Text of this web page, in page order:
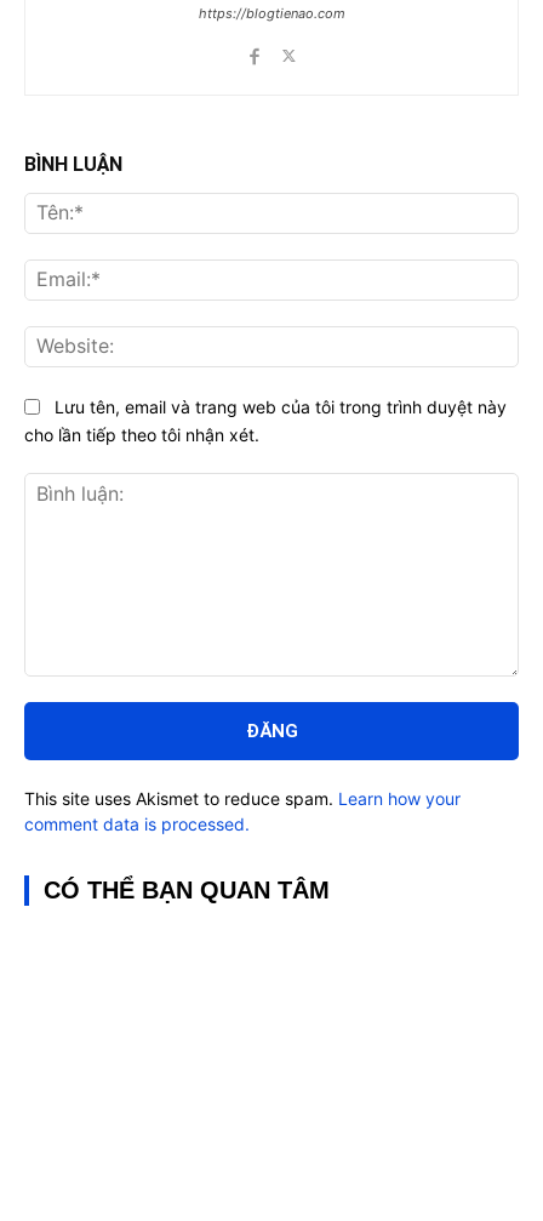
https://blogtienao.com
BÌNH LUẬN
luận:
Lưu tên, email và trang web của tôi trong trình duyệt này
cho lần tiếp theo tôi nhận xét.
This site uses Akismet to reduce spam. Learn how your
comment data is processed.
CÓ THỂ BẠN QUAN TÂM